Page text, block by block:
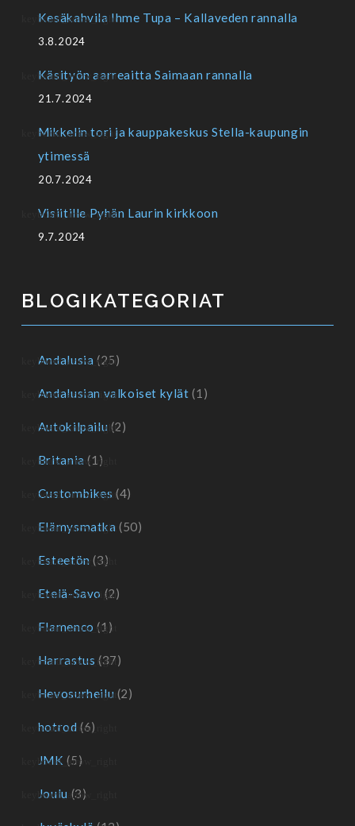
Kesäkahvila Ihme Tupa – Kallaveden rannalla
3.8.2024
Käsityön aarreaitta Saimaan rannalla
21.7.2024
Mikkelin tori ja kauppakeskus Stella-kaupungin
ytimessä
20.7.2024
Visiitille Pyhän Laurin kirkkoon
9.7.2024
BLOGIKATEGORIAT
Andalusia (25)
Andalusian valkoiset kylät (1)
Autokilpailu (2)
Britania (1)
Custombikes (4)
Elämysmatka (50)
Esteetön (3)
Etelä-Savo (2)
Flamenco (1)
Harrastus (37)
Hevosurheilu (2)
hotrod (6)
JMK (5)
Joulu (3)